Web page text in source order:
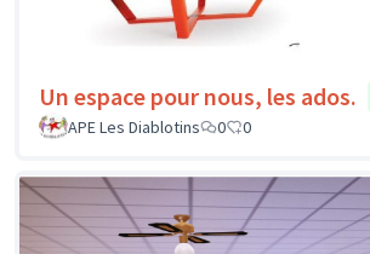
Un espace pour nous, les ados.
APE Les Diablotins
0 0